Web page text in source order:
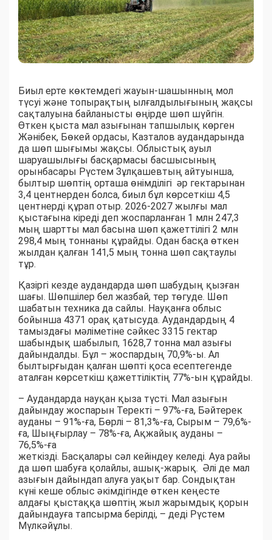
Биыл ерте көктемдегі жауын-шашынның мол
түсуі және топырақтың ылғалдылығының жақсы
сақталуына байланысты өңірде шөп шүйгін.
Өткен қыста мал азығынан тапшылық көрген
Жәнібек, Бөкей ордасы, Казталов аудандарында
да шөп шығымы жақсы. Облыстық ауыл
шаруашылығы басқармасы басшысының
орынбасары Рүстем Зұлқашевтың айтуынша,
былтыр шөптің орташа өнімділігі әр гектарынан
3,4 центнерден болса, биыл бұл көрсеткіш 4,5
центнерді құрап отыр. 2026-2027 жылғы мал
қыстағына кіреді деп жоспарланған 1 млн 247,3
мың шартты мал басына шөп қажеттілігі 2 млн
298,4 мың тоннаны құрайды. Одан басқа өткен
жылдан қалған 141,5 мың тонна шөп сақтаулы
тұр.
Қазіргі кезде аудандарда шөп шабудың қызған
шағы. Шөпшілер бел жазбай, тер төгуде. Шөп
шабатын техника да сайлы. Науқанға облыс
бойынша 4371 орақ қатысуда. Аудандардың 4
тамыздағы мәліметіне сәйкес 3315 гектар
шабындық шабылып, 1628,7 тонна мал азығы
дайындалды. Бұл – жоспардың 70,9%-ы. Ал
былтырғыдан қалған шөпті қоса есептегенде
аталған көрсеткіш қажеттіліктің 77%-ын құрайды.
– Аудандарда науқан қыза түсті. Мал азығын
дайындау жоспарын Теректі – 97%-ға, Бәйтерек
ауданы – 91%-ға, Бөрлі – 81,3%-ға, Сырым – 79,6%-
ға, Шыңғырлау – 78%-ға, Ақжайық ауданы –
76,5%-ға
жеткізді. Басқалары сәл кейіндеу келеді. Ауа райы
да шөп шабуға қолайлы, ашық-жарық. Әлі де мал
азығын дайындап алуға уақыт бар. Сондықтан
күні кеше облыс әкімдігінде өткен кеңесте
алдағы қыстаққа шөптің жыл жарымдық қорын
дайындауға тапсырма берілді, – деді Рүстем
Мүлкәйұлы.